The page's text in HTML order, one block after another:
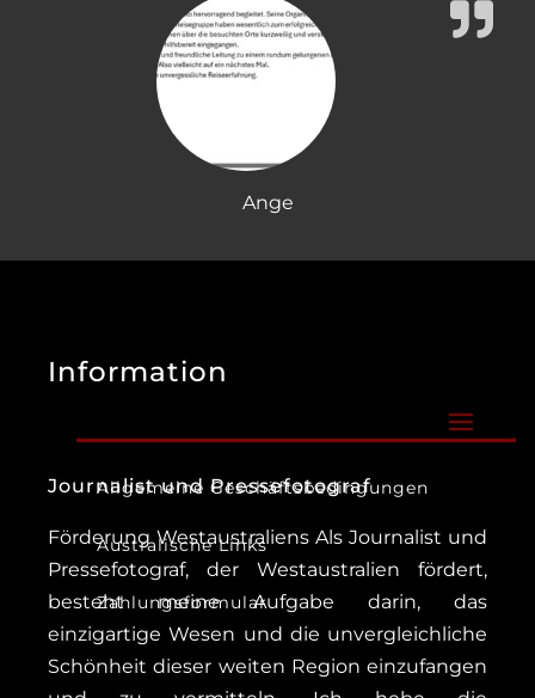
Ange
Information
Allgemeine Geschäftsbedingungen
Australische Links
Zahlungsformular
Journalist und Pressefotograf
Förderung Westaustraliens Als Journalist und
Pressefotograf, der Westaustralien fördert,
besteht meine Aufgabe darin, das
einzigartige Wesen und die unvergleichliche
Schönheit dieser weiten Region einzufangen